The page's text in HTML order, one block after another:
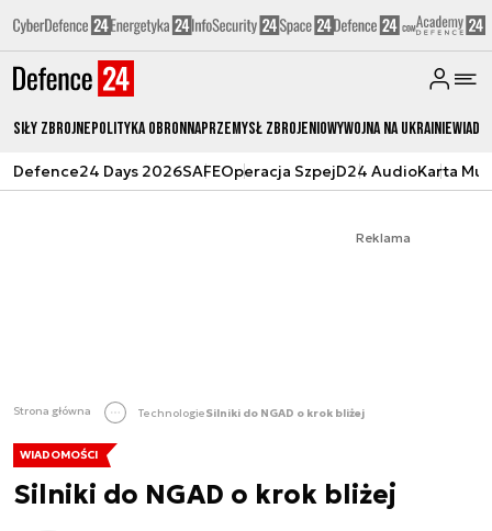
Siły zbrojnePolityka obronnaPrzemysł ZbrojeniowyWojna na Ukrainie
Defence24 Days 2026SAFEOperacja SzpejD24 AudioKarta
Reklama
Strona główna TechnologieSilniki do NGAD o krok bliżej
WIADOMOŚCI
Silniki do NGAD o krok bliżej